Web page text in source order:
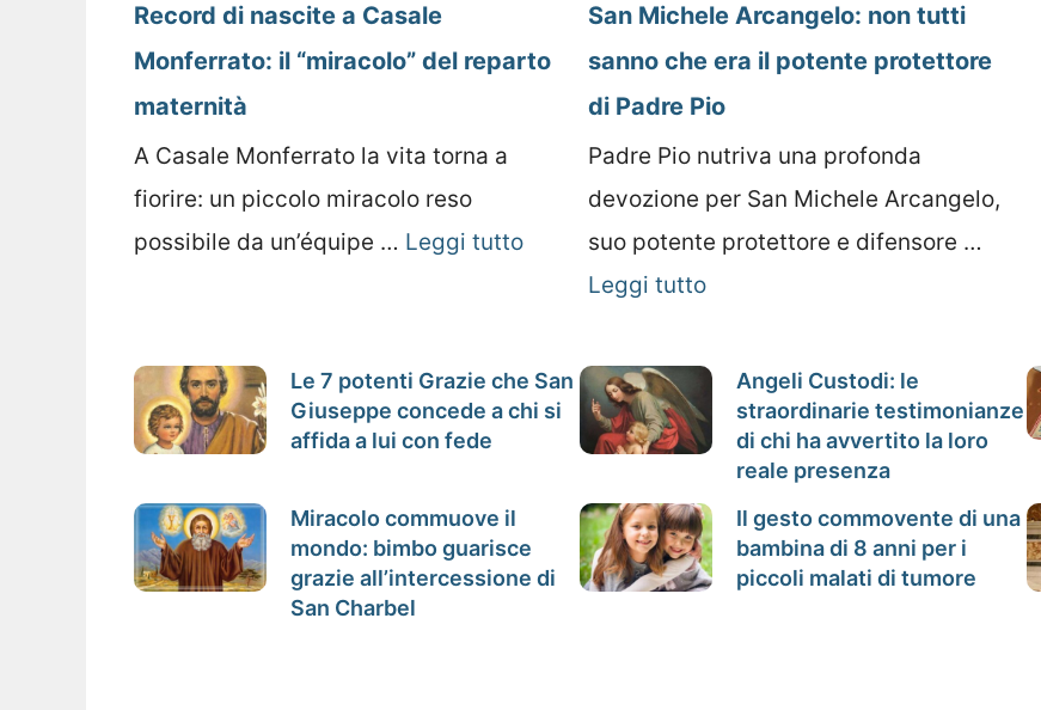
Record di nascite a Casale
Monferrato: il “miracolo” del reparto
maternità
A Casale Monferrato la vita torna a
fiorire: un piccolo miracolo reso
possibile da un’équipe … Leggi tutto
San Michele Arcangelo: non tutti
sanno che era il potente protettore
di Padre Pio
Padre Pio nutriva una profonda
devozione per San Michele Arcangelo,
suo potente protettore e difensore …
Leggi tutto
Le 7 potenti Grazie che San
Giuseppe concede a chi si
affida a lui con fede
Angeli Custodi: le
straordinarie testimonianze
di chi ha avvertito la loro
reale presenza
Miracolo commuove il
mondo: bimbo guarisce
grazie all’intercessione di
San Charbel
Il gesto commovente di una
bambina di 8 anni per i
piccoli malati di tumore